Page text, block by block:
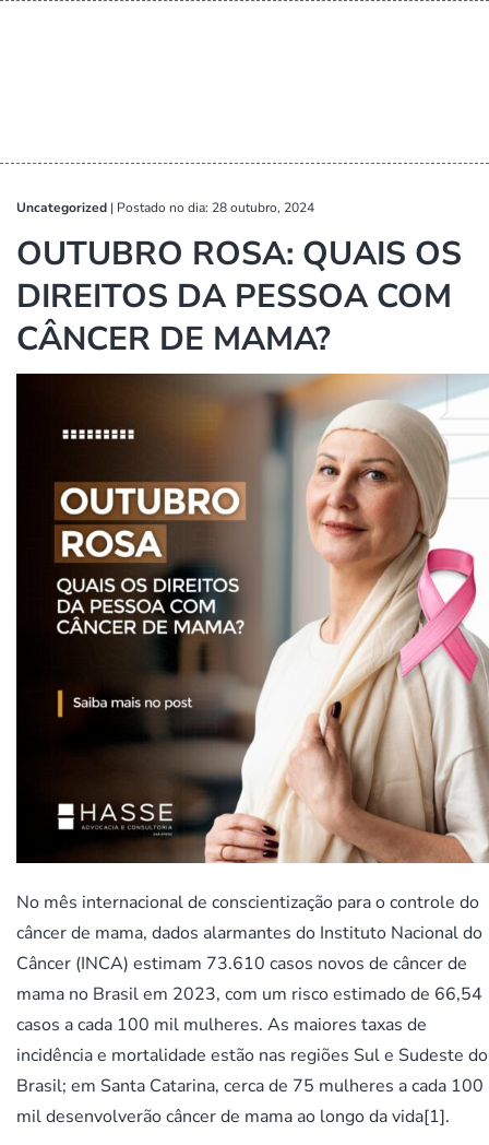
Uncategorized | Postado no dia: 28 outubro, 2024
OUTUBRO ROSA: QUAIS OS
DIREITOS DA PESSOA COM
CÂNCER DE MAMA?
No mês internacional de conscientização para o controle do
câncer de mama, dados alarmantes do Instituto Nacional do
Câncer (INCA) estimam 73.610 casos novos de câncer de
mama no Brasil em 2023, com um risco estimado de 66,54
casos a cada 100 mil mulheres. As maiores taxas de
incidência e mortalidade estão nas regiões Sul e Sudeste do
Brasil; em Santa Catarina, cerca de 75 mulheres a cada 100
mil desenvolverão câncer de mama ao longo da vida[1].